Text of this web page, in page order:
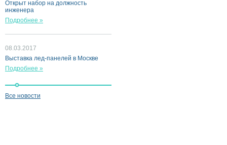
Открыт набор на должность
инженера
Подробнее »
08.03.2017
Выставка лед-панелей в Москве
Подробнее »
Все новости